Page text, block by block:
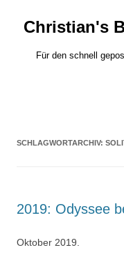
springen
Christian's
Für den schnell
SCHLAGWORTARCHIV:
2019: Odyssee
Oktober 2019.